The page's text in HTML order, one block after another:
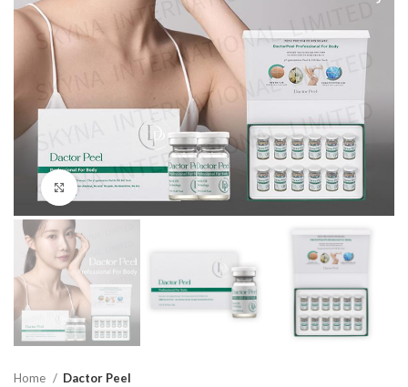
Click to enlarge
Home Dactor Peel